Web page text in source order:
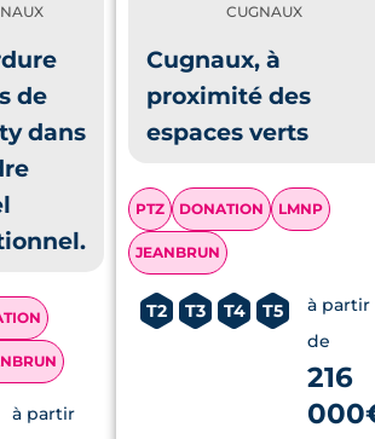
de
dans
à partir
CUGNAUX
Cugnaux, à
proximité des
espaces verts
PTZ DONATION LMNP
JEANBRUN
T2 T3 T4 T5
à partir
de
216